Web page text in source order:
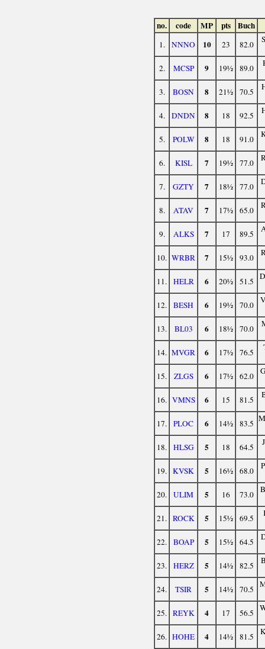
no. code MP pts Buch
1. NNNO 10 23 82.0
2. MCSP 9 19½ 89.0
3. BOSN 8 21½ 70.5
4. DNDN 8 18 92.5
5. POLW 8 18 91.0
6. KISL 7 19½ 77.0
7. GZTY 7 18½ 77.0
8. ATAV 7 17½ 65.0
9. ALKS 7 17 89.5
10. WRBR 7 15½ 93.0
11. HELR 6 20½ 51.5
12. BESH 6 19½ 70.0
13. BL03 6 18½ 70.0
14. MVGR 6 17½ 76.5
15. ZLGS 6 17½ 62.0
16. VMNS 6 15 81.5
17. PLOC 6 14½ 83.5
18. HLSG 5 18 64.5
19. KVSK 5 16½ 68.0
20. ULIM 5 16 73.0
21. ROCK 5 15½ 69.5
22. BOAP 5 15½ 64.5
23. HERZ 5 14½ 82.5
24. TSIR 5 14½ 70.5
25. REYK 4 17 56.5
26. HOHE 4 14½ 81.5